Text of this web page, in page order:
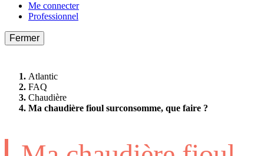
Me connecter
Professionnel
Fermer
Atlantic
FAQ
Chaudière
Ma chaudière fioul surconsomme, que faire ?